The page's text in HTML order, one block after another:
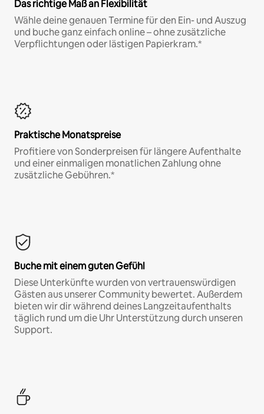
Das richtige Maß an Flexibilität
Wähle deine genauen Termine für den Ein- und Auszug
und buche ganz einfach online – ohne zusätzliche
Verpflichtungen oder lästigen Papierkram.*
Praktische Monatspreise
Profitiere von Sonderpreisen für längere Aufenthalte
und einer einmaligen monatlichen Zahlung ohne
zusätzliche Gebühren.*
Buche mit einem guten Gefühl
Diese Unterkünfte wurden von vertrauenswürdigen
Gästen aus unserer Community bewertet. Außerdem
bieten wir dir während deines Langzeitaufenthalts
täglich rund um die Uhr Unterstützung durch unseren
Support.